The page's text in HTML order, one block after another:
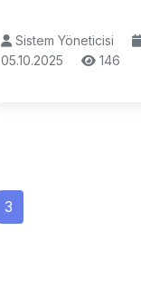
Sistem Yöneticisi
05.10.2025
146
3